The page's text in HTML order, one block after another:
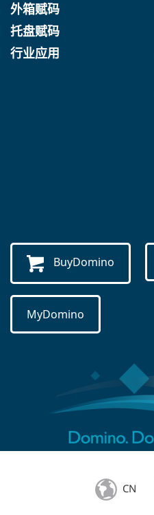
外箱赋码
托盘赋码
行业应用
BuyDomino
MyDomino
CN